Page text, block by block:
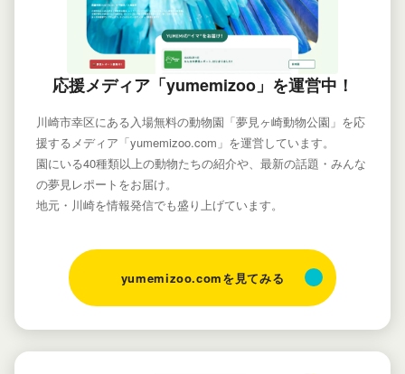
応援メディア「yumemizoo」を運営中！
川崎市幸区にある入場無料の動物園「夢見ヶ崎動物公園」を応
援するメディア「yumemizoo.com」を運営しています。
園にいる40種類以上の動物たちの紹介や、最新の話題・みんな
の夢見レポートをお届け。
地元・川崎を情報発信でも盛り上げています。
yumemizoo.comを見てみる